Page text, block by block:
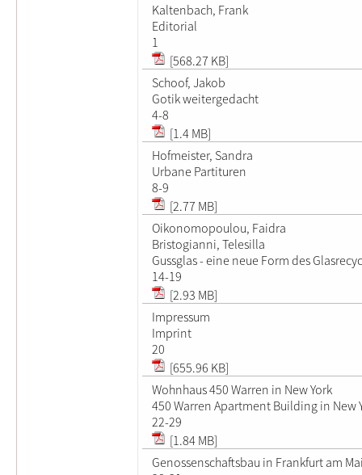
Kaltenbach, Frank
Editorial
1
[568.27 KB]
Schoof, Jakob
Gotik weitergedacht
4-8
[1.4 MB]
Hofmeister, Sandra
Urbane Partituren
8-9
[2.77 MB]
Oikonomopoulou, Faidra
Bristogianni, Telesilla
Gussglas - eine neue Form des
14-19
[2.93 MB]
Impressum
Imprint
20
[655.96 KB]
Wohnhaus 450 Warren in New York
450 Warren Apartment Building in New
22-29
[1.84 MB]
Genossenschaftsbau in Frankfurt am